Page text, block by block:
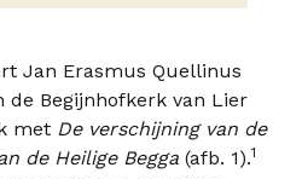
Jan Erasmus Quellinus
de Begijnhofkerk van Lier
met De verschijning van de
de Heilige Begga (afb. 1).1